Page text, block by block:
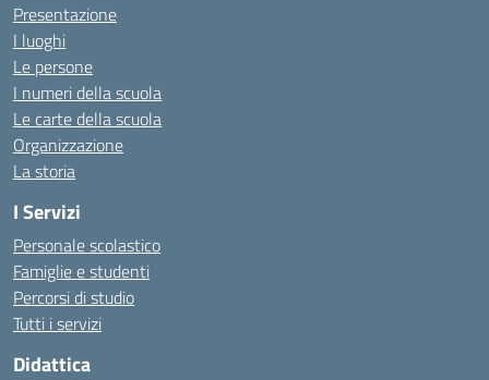
Presentazione
I luoghi
Le persone
I numeri della scuola
Le carte della scuola
Organizzazione
La storia
I Servizi
Personale scolastico
Famiglie e studenti
Percorsi di studio
Tutti i servizi
Didattica